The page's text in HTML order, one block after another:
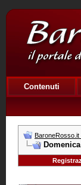
Contenuti
BaroneRosso.it